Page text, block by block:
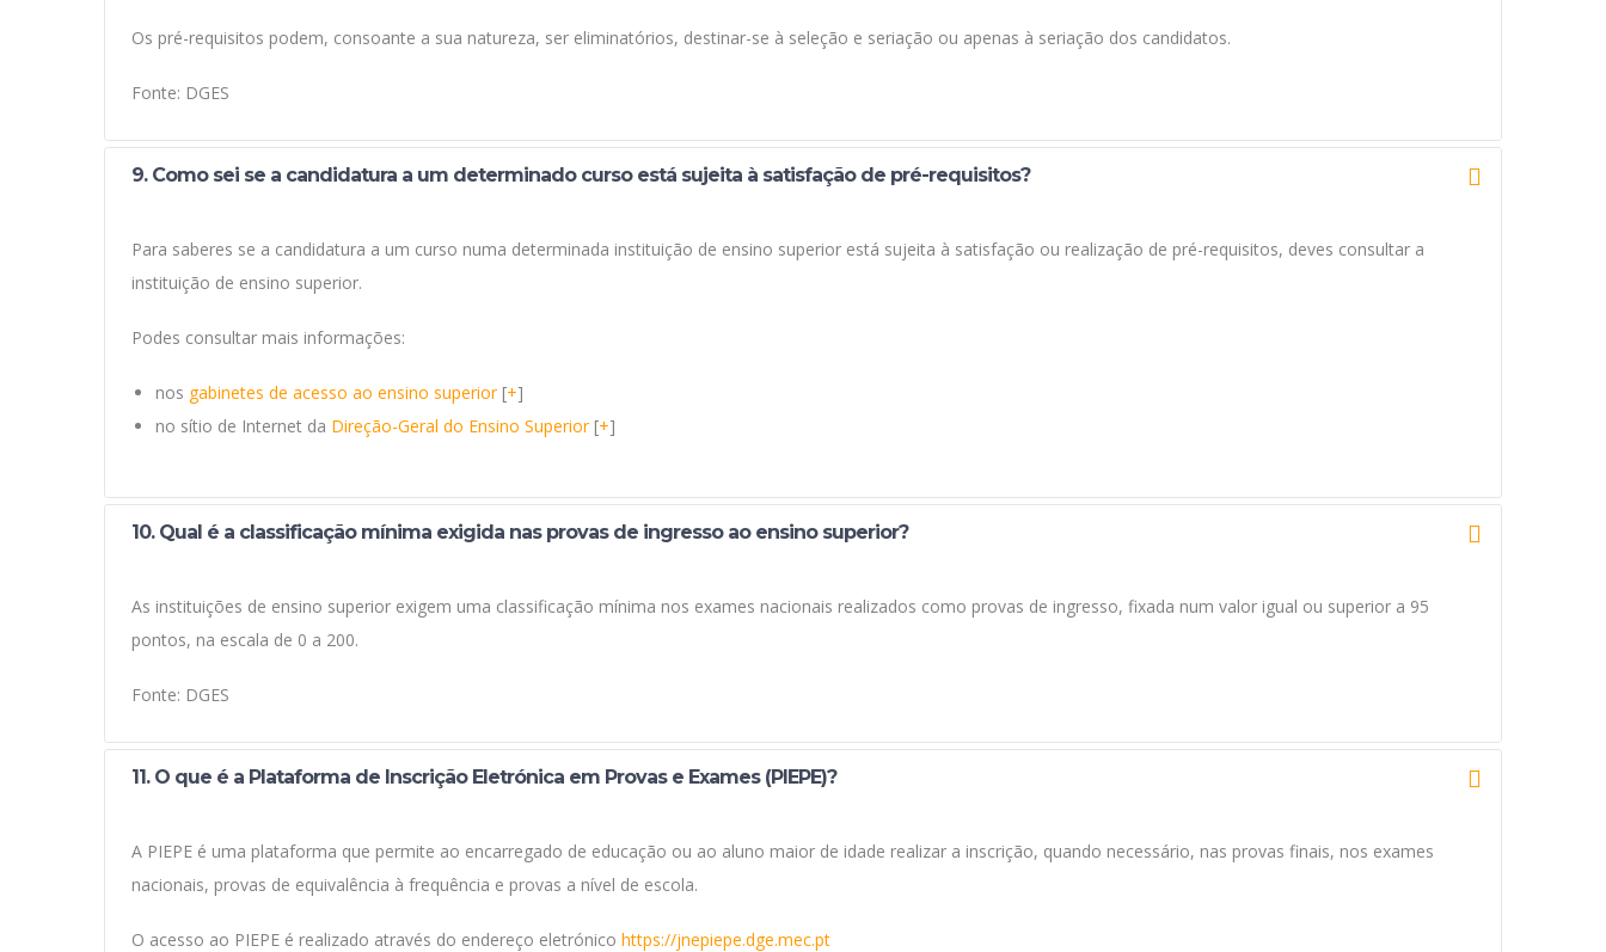
Os pré-requisitos podem, consoante a sua natureza, ser eliminatórios, destinar-se à seleção e seriação ou apenas à seriação dos candidatos.
Fonte: DGES
9. Como sei se a candidatura a um determinado curso está sujeita à satisfação de pré-requisitos?
Para saberes se a candidatura a um curso numa determinada instituição de ensino superior está sujeita à satisfação ou realização de pré-requisitos, deves consultar a
instituição de ensino superior.
Podes consultar mais informações:
nos gabinetes de acesso ao ensino superior[+]
no sítio de Internet da Direção-Geral do Ensino Superior[+]
10. Qual é a classificação mínima exigida nas provas de ingresso ao ensino superior?
As instituições de ensino superior exigem uma classificação mínima nos exames nacionais realizados como provas de ingresso, fixada num valor igual ou superior a 95
pontos, na escala de 0 a 200.
Fonte: DGES
11. O que é a Plataforma de Inscrição Eletrónica em Provas e Exames (PIEPE)?
A PIEPE é uma plataforma que permite ao encarregado de educação ou ao aluno maior de idade realizar a inscrição, quando necessário, nas provas finais, nos exames
nacionais, provas de equivalência à frequência e provas a nível de escola.
O acesso ao PIEPE é realizado através do endereço eletrónico https://jnepiepe.dge.mec.pt